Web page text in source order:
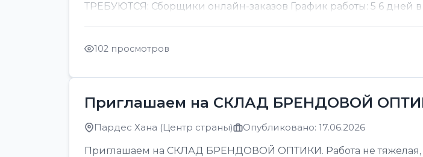
ТРЕБУЮТСЯ: Сборщики онлайн-заказов График работы: 5 6 дней в
102 просмотров
Приглашаем на СКЛАД БРЕНДОВОЙ
Пардес Хана (Центр страны) Опубликовано: 17.06.2026
Приглашаем на СКЛАД БРЕНДОВОЙ ОПТИКИ. Работа не тяжелая,